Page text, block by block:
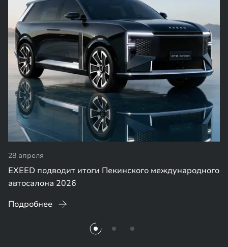
28 апреля
EXEED подводит итоги Пекинского международного
автосалона 2026
Подробнее